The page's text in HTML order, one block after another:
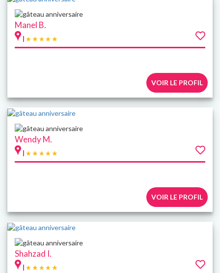
Manel B.
|
VOIR LE PROFIL
Wendy M.
|
VOIR LE PROFIL
Shahzad I.
|